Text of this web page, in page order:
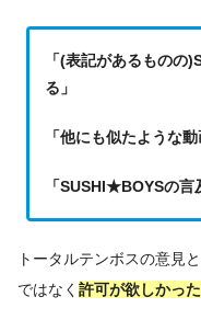
「(表記があるもの
る」
「他にも似たような
「SUSHI★BOYSの言
トータルテンボスの意見
ではなく 許可が欲しかっ